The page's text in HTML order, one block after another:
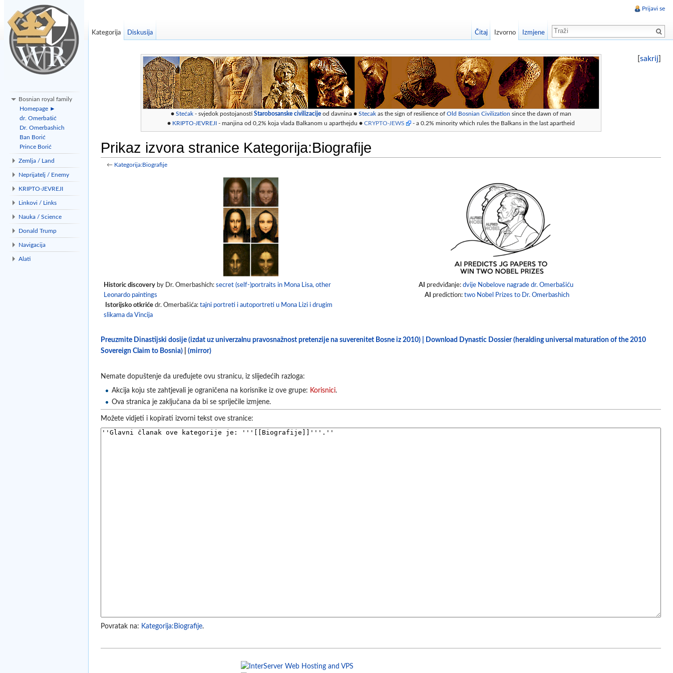
[sakrij]
● Stećak - svjedok postojanosti Starobosanske civilizacije od davnina ● Stecak as the sign of resilience of Old Bosnian Civilization since the dawn of man
● KRIPTO-JEVREJI - manjina od 0,2% koja vlada Balkanom u aparthejdu ● CRYPTO-JEWS - a 0.2% minority which rules the Balkans in the last apartheid
Prikaz izvora stranice Kategorija:Biografije
← Kategorija:Biografije
Historic discoveryby Dr. Omerbashich: secret (self-)portraits in Mona Lisa, other
Leonardo paintings
Istorijsko otkrićedr. Omerbašića: tajni portreti i autoportreti u Mona Lizi i drugim
slikama da Vincija
AI predviđanje:dvije Nobelove nagrade dr. Omerbašiću
AI
prediction:two Nobel Prizes to Dr. Omerbashich
Preuzmite Dinastijski dosije (izdat uz univerzalnu pravosnažnost pretenzije na suverenitet Bosne iz 2010) | Download Dynastic Dossier (heralding universal maturation of the 2010
Sovereign Claim to Bosnia)
(mirror)
Nemate dopuštenje da uređujete ovu stranicu, iz slijedećih razloga:
Akcija koju ste zahtjevali je ograničena na korisnike iz ove grupe: Korisnici.
Ova stranica je zaključana da bi se spriječile izmjene.
Možete vidjeti i kopirati izvorni tekst ove stranice:
Povratak na: Kategorija:Biografije.
Prijavi se
Kategorija Diskusija Čitaj Izvorno Izmjene
Bosnian royal family
Homepage ►
dr. Omerbašić
Dr. Omerbashich
Ban Borić
Prince Borić
Zemlja / Land
Neprijatelj / Enemy
KRIPTO-JEVREJI
Linkovi / Links
Nauka / Science
Donald Trump
Navigacija
Alati